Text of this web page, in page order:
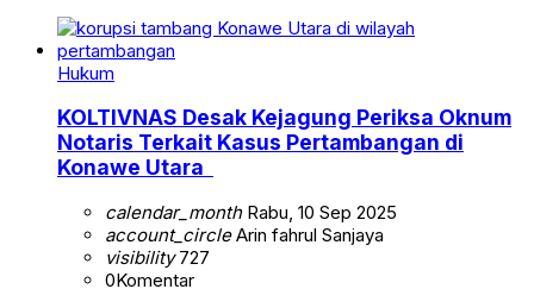
Hukum
KOLTIVNAS Desak Kejagung Periksa Oknum
Notaris Terkait Kasus Pertambangan di
Konawe Utara
calendar_monthRabu, 10 Sep 2025
account_circleArin fahrul Sanjaya
visibility727
0Komentar